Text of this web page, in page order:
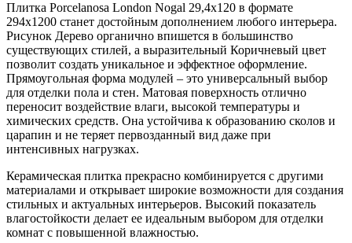
Плитка Porcelanosa London Nogal 29,4x120 в формате
294x1200 станет достойным дополнением любого интерьера.
Рисунок Дерево органично впишется в большинство
существующих стилей, а выразительный Коричневый цвет
позволит создать уникальное и эффектное оформление.
Прямоугольная форма модулей – это универсальный выбор
для отделки пола и стен. Матовая поверхность отлично
переносит воздействие влаги, высокой температуры и
химических средств. Она устойчива к образованию сколов и
царапин и не теряет первозданный вид даже при
интенсивных нагрузках.
Керамическая плитка прекрасно комбинируется с другими
материалами и открывает широкие возможности для создания
стильных и актуальных интерьеров. Высокий показатель
влагостойкости делает ее идеальным выбором для отделки
комнат с повышенной влажностью.